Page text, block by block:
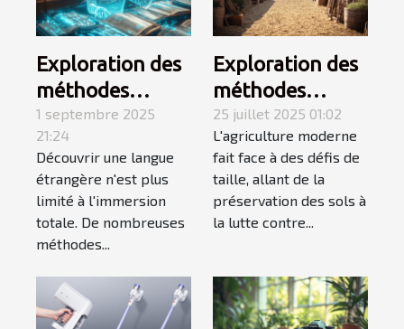
Exploration des
méthodes
alternatives à
l'immersion
pour
l'apprentissage
des langues
1 septembre 2025
21:24
Découvrir une langue
étrangère n'est plus
limité à l'immersion
totale. De nombreuses
méthodes...
Exploration des
méthodes
ancestrales dans
l'agriculture
moderne
25 juillet 2025 01:02
L'agriculture moderne
fait face à des défis de
taille, allant de la
préservation des sols à
la lutte contre...